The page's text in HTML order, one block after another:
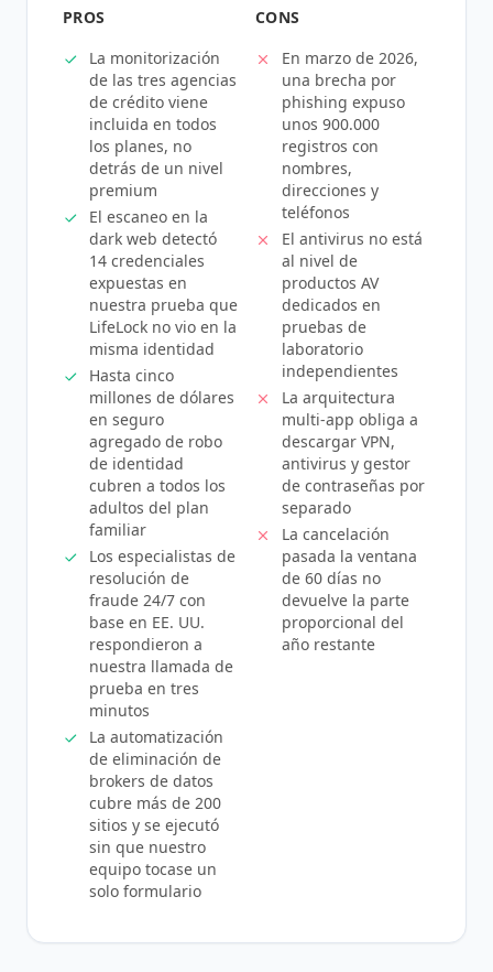
PROS
La monitorización
de las tres agencias
de crédito viene
incluida en todos
los planes, no
detrás de un nivel
premium
El escaneo en la
dark web detectó
14 credenciales
expuestas en
nuestra prueba que
LifeLock no vio en la
misma identidad
Hasta cinco
millones de dólares
en seguro
agregado de robo
de identidad
cubren a todos los
adultos del plan
familiar
Los especialistas de
resolución de
fraude 24/7 con
base en EE. UU.
respondieron a
nuestra llamada de
prueba en tres
minutos
La automatización
de eliminación de
brokers de datos
cubre más de 200
sitios y se ejecutó
sin que nuestro
equipo tocase un
solo formulario
CONS
En marzo de 2026,
una brecha por
phishing expuso
unos 900.000
registros con
nombres,
direcciones y
teléfonos
El antivirus no está
al nivel de
productos AV
dedicados en
pruebas de
laboratorio
independientes
La arquitectura
multi-app obliga a
descargar VPN,
antivirus y gestor
de contraseñas por
separado
La cancelación
pasada la ventana
de 60 días no
devuelve la parte
proporcional del
año restante